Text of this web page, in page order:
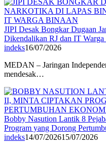
JIPI Desak Bongkar Dugaan
Dikendalikan RJ dan IT Warga
indeks16/07/2026
MEDAN – Jaringan
mendesak…
Bobby Nasution Lantik 8
Program yang Dorong
indeks14/07/202615/07/2026